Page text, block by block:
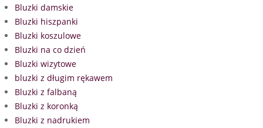
Bluzki damskie
Bluzki hiszpanki
Bluzki koszulowe
Bluzki na co dzień
Bluzki wizytowe
bluzki z długim rękawem
Bluzki z falbaną
Bluzki z koronką
Bluzki z nadrukiem